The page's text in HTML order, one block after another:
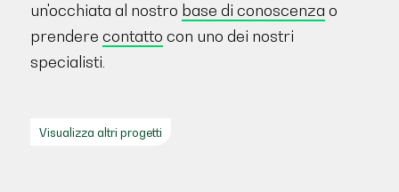
un'occhiata al nostro base di conoscenza o
prendere contatto con uno dei nostri
specialisti.
Visualizza altri progetti